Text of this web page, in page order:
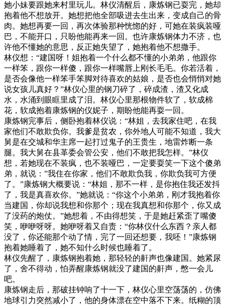
她小妹要跟她来村里玩儿。林仪清醒后，康炼钢已耍完，她却
抱着他不想放开。她想把他全部吸进去生出来，变成自己的骨
肉。她想再要一回，再次体验那种恍惚的好，可她在装疯装哑
巴，不能开口，只盼他能再来一回。也许康炼钢体力不济，也
许他不懂她的意思，反正她失望了，她抱着他不想撒手。
林仪想：“建国呀！姐抱着一个什么都不懂的小弟弟，他跟你
一样笨，跟你一样傻，跟你一样嘴唇上刚长毛毛。你若活着，
是否会像他一样笨手笨脚对待喜欢的姑娘，是否也会悄悄对她
说女孩儿真好？”林仪心里的钢刀碎了，碎成渣，渣又化成
水，水涌到眼眶里成了泪。林仪心里那根物件软了，软成棉
花，软成抱着康炼钢的仪妮子，期盼他能再耍一回。
康炼钢完事后，侧卧抱着林仪说：“林姐，去我家住吧，在我
家他们不敢欺负你。我爹是贫农，你外地人可能不知道，我大
舅是在交城和华主席一起打过鬼子的王贵生，地雷炸断一条
腿。我大舅在县革委会管公安，他们不敢把我怎样。”林仪
想，若她现在不装疯，也不装哑巴，一定要耍笑一下这个傻弟
弟，就说：”我住在你家，他们不敢欺负我，你欺负我可方便
了。”康炼钢大概要说：“林姐，那不一样，是你抱住我还发抖
了，我是真喜欢你。”她就说：“你这个小弟弟，刚才我抱着你
当建国，你却说我想和你那个；现在我真想和你那个，你又成
了没药的炮仗。”她想着，不由得想笑，于是她赶紧歪了嘴傻
笑，咿咿呀呀。她咿呀着又自责：“你林仪什么东西？亲人都
没了，你还能那个动了情，完了一回还想要，我呸！”康炼钢
抱着她睡着了，她不知什么时候也睡着了。
林仪先醒了，康炼钢抱着她，那轻轻的鼾声也像建国。她紧尿
了，舍不得动，怕弄醒康炼钢就没了建国的鼾声，憋一会儿
吧。
康炼钢走后，那破挂钟响了十一下，林仪心里空荡荡的，仿佛
地球引力突然减小了，他的身体漂在空中落不下来。纸糊的顶